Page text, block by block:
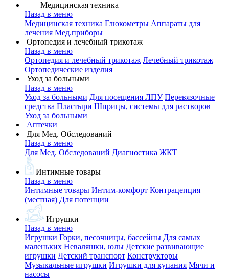
Медицинская техника
Назад в меню
Медицинская техника Глюкометры Аппараты для
лечения Мед.приборы
Ортопедия и лечебный трикотаж
Назад в меню
Ортопедия и лечебный трикотаж Лечебный трикотаж
Ортопедические изделия
Уход за больными
Назад в меню
Уход за больными Для посещения ЛПУ Перевязочные
средства Пластыри Шприцы, системы для растворов
Уход за больными
Аптечки
Для Мед. Обследований
Назад в меню
Для Мед. Обследований Диагностика ЖКТ
Интимные товары
Назад в меню
Интимные товары Интим-комфорт Контрацепция
(местная) Для потенции
Игрушки
Назад в меню
Игрушки Горки, песочницы, бассейны Для самых
маленьких Неваляшки, юлы Детские развивающие
игрушки Детский транспорт Конструкторы
Музыкальные игрушки Игрушки для купания Мячи и
насосы